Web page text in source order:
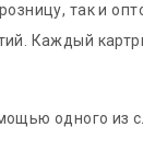
так и
Каждый
одного из